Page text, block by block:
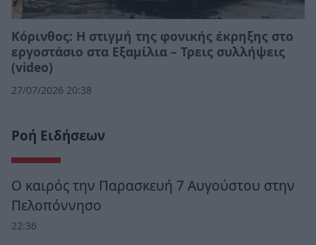
Κόρινθος: Η στιγμή της φονικής έκρηξης στο
εργοστάσιο στα Εξαμίλια – Τρεις συλλήψεις
(video)
27/07/2026 20:38
Ροή Ειδήσεων
Ο καιρός την Παρασκευή 7 Αυγούστου στην
Πελοπόννησο
22:36